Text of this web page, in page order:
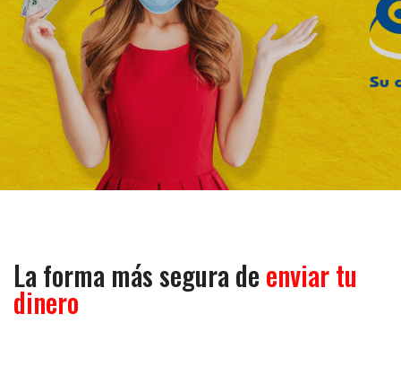
La forma más segura de enviar tu
dinero